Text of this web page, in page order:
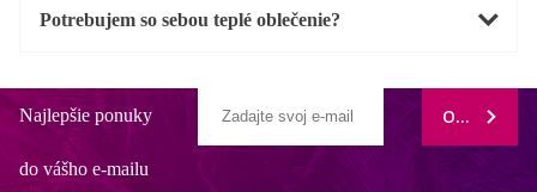
Potrebujem so sebou teplé oblečenie?
Najlepšie ponuky
do vášho e-mailu
ODOBERAŤ